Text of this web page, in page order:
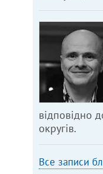
відповідно
округів.
Все записи